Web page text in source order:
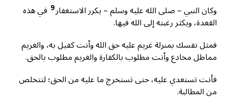
وكان النبي – صلى الله عليه وسلم – يكرر الاستغفار9 في هذه
القعدة، ويكثر رغبته إلى الله فيها.
فمثل نفسك بمنزلة غريم عليه حق الله وأنت كفيل به، والغريم
مماطل مخادع وأنت مطلوب بالكفارة والغريم مطلوب بالحق.
فأنت تستعدي عليه، حتى تستخرج ما عليه من الحق؛ لتتخلص
من المطالبة.